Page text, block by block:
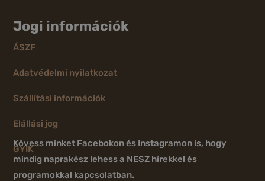
Jogi információk
ÁSZF
Adatvédelmi nyilatkozat
Szállítási információk
Elállási jog
GYIK
Kövess minket Facebokon és Instagramon is, hogy
mindig naprakész lehess a NESZ hírekkel és
programokkal kapcsolatban.